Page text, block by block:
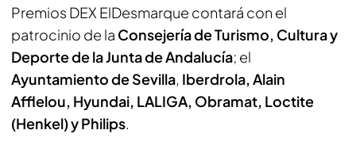
Premios DEX ElDesmarque contará con el
patrocinio de la Consejería de Turismo, Cultura y
Deporte de la Junta de Andalucía; el
Ayuntamiento de Sevilla, Iberdrola, Alain
Afflelou, Hyundai, LALIGA, Obramat, Loctite
(Henkel) y Philips.